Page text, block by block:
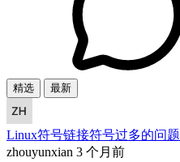
精选 最新
Linux符号链接符号过多的问题
zhouyunxian 3 个月前